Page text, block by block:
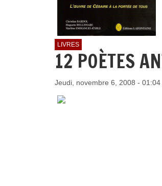
LIVRES
12 POÈTES
Jeudi, novembre 6, 2008 - 01:04